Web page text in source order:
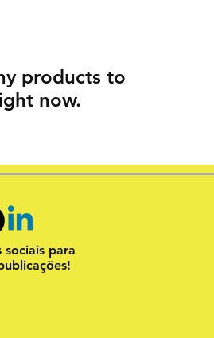
products to
now.
sociais para